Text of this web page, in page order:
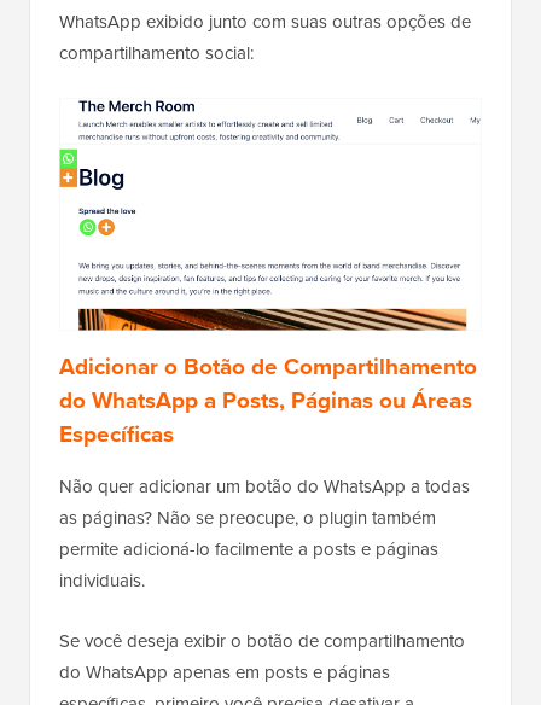
WhatsApp exibido junto com suas outras opções de
compartilhamento social:
Adicionar o Botão de Compartilhamento
do WhatsApp a Posts, Páginas ou Áreas
Específicas
Não quer adicionar um botão do WhatsApp a todas
as páginas? Não se preocupe, o plugin também
permite adicioná-lo facilmente a posts e páginas
individuais.
Se você deseja exibir o botão de compartilhamento
do WhatsApp apenas em posts e páginas